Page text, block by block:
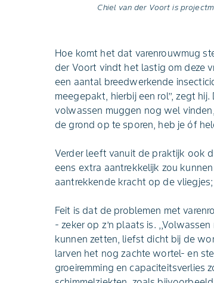
Chiel van der Voort is
Hoe komt het dat varenrouwmug
der Voort vindt het lastig om deze
een aantal breedwerkende
meegepakt, hierbij een rol’’, zegt
volwassen muggen nog wel
de grond op te sporen, heb je óf
Verder leeft vanuit de praktijk ook
eens extra aantrekkelijk zou
aantrekkende kracht op de vliegjes;
Feit is dat de problemen met
- zeker op z’n plaats is.
kunnen zetten, liefst dicht bij de
larven het nog zachte wortel- en
groeiremming en capaciteitsverlies